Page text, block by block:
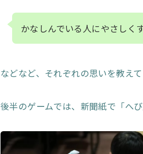
かなしんでいる人にやさしく
などなど、それぞれの思いを教え
後半のゲームでは、新聞紙で「へび